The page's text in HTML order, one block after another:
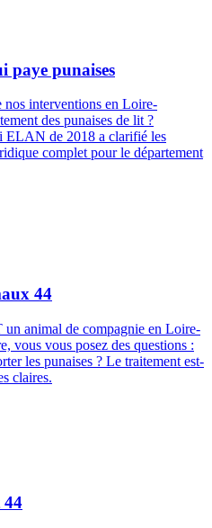
paye punaises
nos interventions en Loire-
des punaises de lit ?
ELAN de 2018 a clarifié les
complet pour le département
44
un animal de compagnie en Loire-
vous vous posez des questions :
les punaises ? Le traitement est-
claires.
44